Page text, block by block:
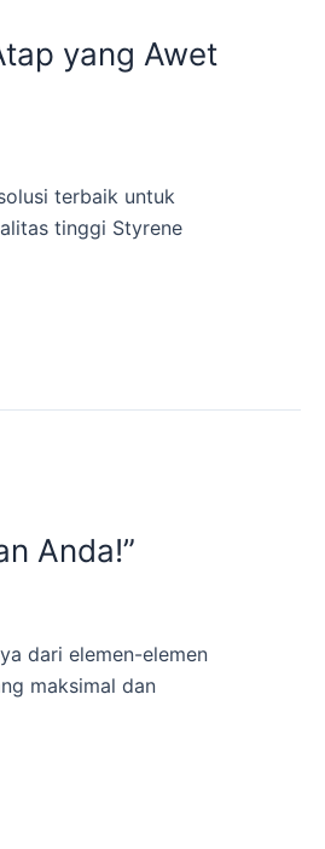
yang Awet
terbaik untuk
tinggi Styrene
Anda!”
dari elemen-elemen
maksimal dan